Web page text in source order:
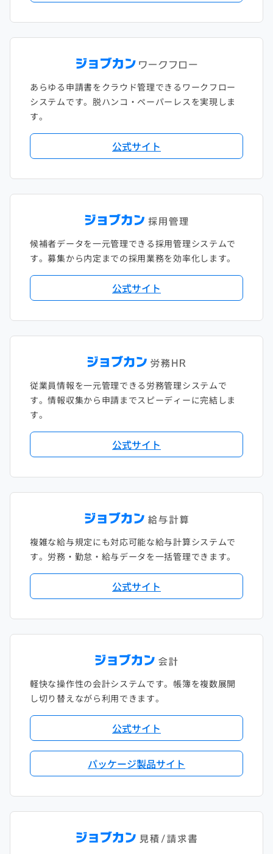
あらゆる申請書をクラウド管理できるワークフロー
システムです。脱ハンコ・ペーパーレスを実現しま
す。
公式サイト
候補者データを一元管理できる採用管理システムで
す。募集から内定までの採用業務を効率化します。
公式サイト
従業員情報を一元管理できる労務管理システムで
す。情報収集から申請までスピーディーに完結しま
す。
公式サイト
複雑な給与規定にも対応可能な給与計算システムで
す。労務・勤怠・給与データを一括管理できます。
公式サイト
軽快な操作性の会計システムです。帳簿を複数展開
し切り替えながら利用できます。
公式サイト
パッケージ製品サイト